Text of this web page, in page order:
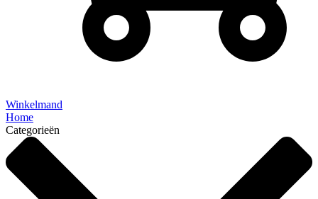
Winkelmand
Home
Categorieën